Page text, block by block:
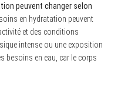
peuvent changer selon
en hydratation peuvent
et des conditions
intense ou une exposition
besoins en eau, car le corps